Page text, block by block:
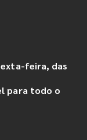
feira, das
para todo o